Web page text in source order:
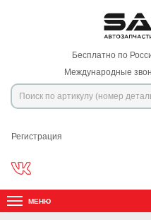
Бесплатно по
Международные
Регистрация
МЕНЮ